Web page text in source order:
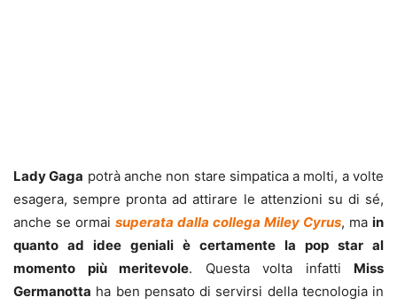
Lady Gaga potrà anche non stare simpatica a molti, a volte
esagera, sempre pronta ad attirare le attenzioni su di sé,
anche se ormai superata dalla collega Miley Cyrus, ma in
quanto ad idee geniali è certamente la pop star al
momento più meritevole. Questa volta infatti Miss
Germanotta ha ben pensato di servirsi della tecnologia in